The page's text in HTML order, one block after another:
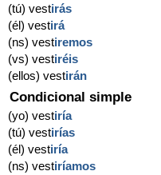
(tú) vestirás
(él) vestirá
(ns) vestiremos
(vs) vestiréis
(ellos) vestirán
Condicional simple
(yo) vestiría
(tú) vestirías
(él) vestiría
(ns) vestiríamos